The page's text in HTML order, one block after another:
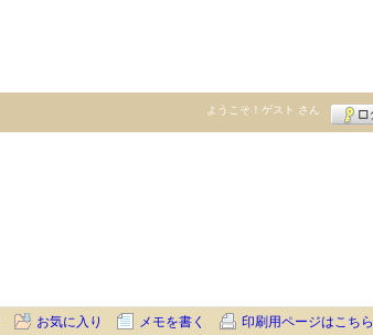
ようこそ！ ゲスト さん
お気に入り メモを書く 印刷用ページはこちら